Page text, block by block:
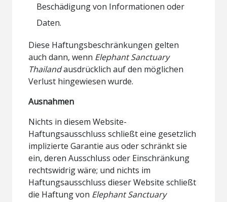
Beschädigung von Informationen oder
Daten.
Diese Haftungsbeschränkungen gelten
auch dann, wenn Elephant Sanctuary
Thailandausdrücklich auf den möglichen
Verlust hingewiesen wurde.
Ausnahmen
Nichts in diesem Website-
Haftungsausschluss schließt eine gesetzlich
implizierte Garantie aus oder schränkt sie
ein, deren Ausschluss oder Einschränkung
rechtswidrig wäre; und nichts im
Haftungsausschluss dieser Website schließt
die Haftung von Elephant Sanctuary